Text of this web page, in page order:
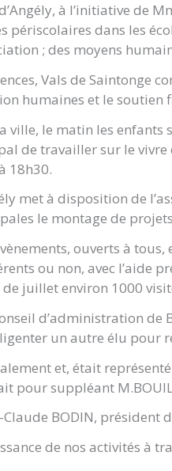
à l’initiative de
périscolaires dans les
; des moyens
Vals de Saintonge
humaines et le soutien
le matin les enfants
de travailler sur le
18h30.
met à disposition de
le montage de
ouverts à
ou non, avec l’aide
de juillet environ 1000
d’administration
un autre élu pour
et, était
pour suppléant
BODIN, président
de nos activités à